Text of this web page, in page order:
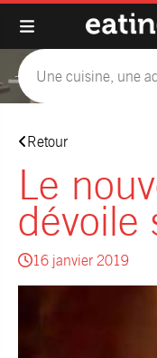
Retour
Le
dévoile
16 janvier 2019